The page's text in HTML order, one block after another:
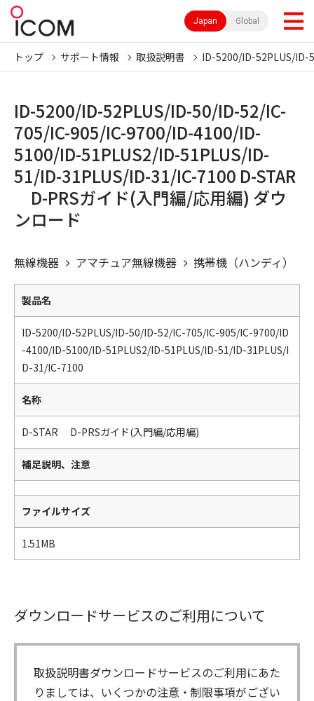
Japan Global
トップ サポート情報 取扱説明書 ID-5200/ID-52PLUS/
ID-5200/ID-52PLUS/ID-50/ID-52/IC-
705/IC-905/IC-9700/ID-4100/ID-
5100/ID-51PLUS2/ID-51PLUS/ID-
51/ID-31PLUS/ID-31/IC-7100 D-STAR
D-PRSガイド(入門編/応用編) ダウ
ンロード
無線機器 アマチュア無線機器 携帯機（ハンディ）
製品名
ID-5200/ID-52PLUS/ID-50/ID-52/IC-705/IC-905/IC-9700/ID
-4100/ID-5100/ID-51PLUS2/ID-51PLUS/ID-51/ID-31PLUS/I
D-31/IC-7100
名称
D-STAR D-PRSガイド(入門編/応用編)
補足説明、注意
ファイルサイズ
1.51MB
ダウンロードサービスのご利用について
取扱説明書ダウンロードサービスのご利用にあた
りましては、いくつかの注意・制限事項がござい